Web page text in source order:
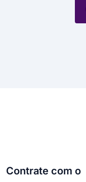
Contrate com o